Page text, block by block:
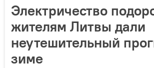
Электричество
жителям Литвы дали
неутешительный
зиме